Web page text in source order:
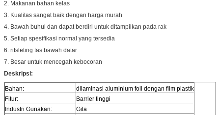
2. Makanan bahan kelas
3. Kualitas sangat baik dengan harga murah
4. Bawah buhul dan dapat berdiri untuk ditampilkan pada rak
5. Setiap spesifikasi normal yang tersedia
6. ritsleting tas bawah datar
7. Besar untuk mencegah kebocoran
Deskripsi:
Bahan:
dilaminasi aluminium foil dengan film plastik
Fitur:
Barrier tinggi
Industri Gunakan:
Gila